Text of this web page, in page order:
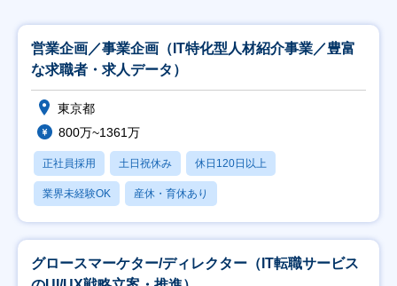
営業企画／事業企画（IT特化型人材紹介事業／豊富
な求職者・求人データ）
東京都
800万~1361万
正社員採用 土日祝休み 休日120日以上
業界未経験OK 産休・育休あり
グロースマーケター/ディレクター（IT転職サービス